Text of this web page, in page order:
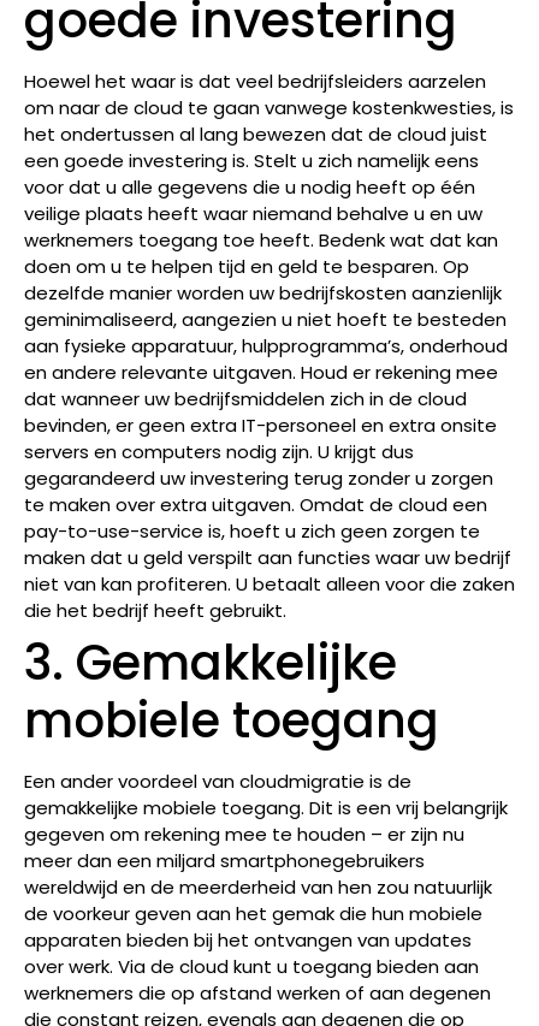
goede investering
Hoewel het waar is dat veel bedrijfsleiders aarzelen
om naar de cloud te gaan vanwege kostenkwesties, is
het ondertussen al lang bewezen dat de cloud juist
een goede investering is. Stelt u zich namelijk eens
voor dat u alle gegevens die u nodig heeft op één
veilige plaats heeft waar niemand behalve u en uw
werknemers toegang toe heeft. Bedenk wat dat kan
doen om u te helpen tijd en geld te besparen. Op
dezelfde manier worden uw bedrijfskosten aanzienlijk
geminimaliseerd, aangezien u niet hoeft te besteden
aan fysieke apparatuur, hulpprogramma’s, onderhoud
en andere relevante uitgaven. Houd er rekening mee
dat wanneer uw bedrijfsmiddelen zich in de cloud
bevinden, er geen extra IT-personeel en extra onsite
servers en computers nodig zijn. U krijgt dus
gegarandeerd uw investering terug zonder u zorgen
te maken over extra uitgaven. Omdat de cloud een
pay-to-use-service is, hoeft u zich geen zorgen te
maken dat u geld verspilt aan functies waar uw bedrijf
niet van kan profiteren. U betaalt alleen voor die zaken
die het bedrijf heeft gebruikt.
3. Gemakkelijke
mobiele toegang
Een ander voordeel van cloudmigratie is de
gemakkelijke mobiele toegang. Dit is een vrij belangrijk
gegeven om rekening mee te houden – er zijn nu
meer dan een miljard smartphonegebruikers
wereldwijd en de meerderheid van hen zou natuurlijk
de voorkeur geven aan het gemak die hun mobiele
apparaten bieden bij het ontvangen van updates
over werk. Via de cloud kunt u toegang bieden aan
werknemers die op afstand werken of aan degenen
die constant reizen, evenals aan degenen die op